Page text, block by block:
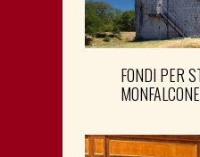
FONDI PER
MONFALCONE